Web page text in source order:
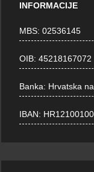
INFORMACIJE
MBS: 02536145
OIB: 45218167072
Banka: Hrvatska
IBAN: